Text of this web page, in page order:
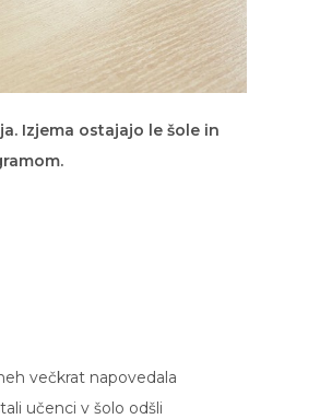
Izjema ostajajo le šole in
večkrat napovedala
učenci v šolo odšli